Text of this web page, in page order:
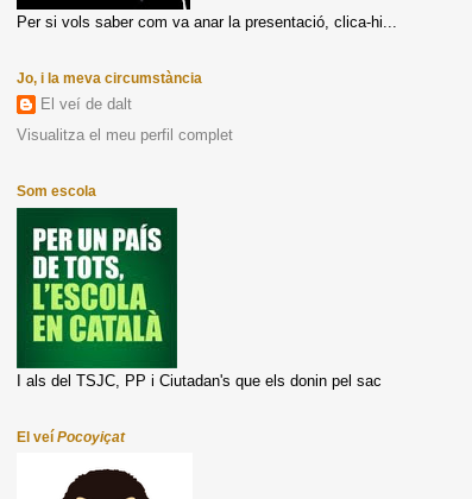
Per si vols saber com va anar la presentació, clica-hi...
Jo, i la meva circumstància
El veí de dalt
Visualitza el meu perfil complet
Som escola
I als del TSJC, PP i Ciutadan's que els donin pel sac
El veí Pocoyiçat